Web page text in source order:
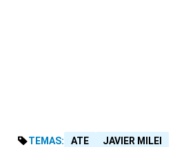
TEMAS: ATE JAVIER MILEI